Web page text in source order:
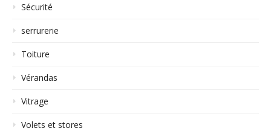
Sécurité
serrurerie
Toiture
Vérandas
Vitrage
Volets et stores